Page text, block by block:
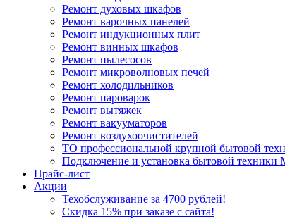
Ремонт духовых шкафов
Ремонт варочных панелей
Ремонт индукционных плит
Ремонт винных шкафов
Ремонт пылесосов
Ремонт микроволновых печей
Ремонт холодильников
Ремонт пароварок
Ремонт вытяжек
Ремонт вакууматоров
Ремонт воздухоочистителей
ТО профессиональной крупной бытовой
Подключение и установка бытовой техники
Прайс-лист
Акции
Техобслуживание за 4700 рублей!
Cкидка 15% при заказе с сайта!